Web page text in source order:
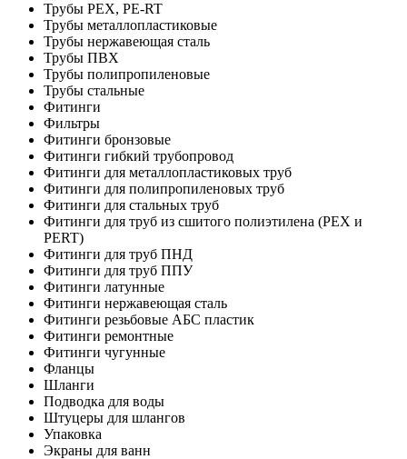
Трубы PEX, PE-RT
Трубы металлопластиковые
Трубы нержавеющая сталь
Трубы ПВХ
Трубы полипропиленовые
Трубы стальные
Фитинги
Фильтры
Фитинги бронзовые
Фитинги гибкий трубопровод
Фитинги для металлопластиковых труб
Фитинги для полипропиленовых труб
Фитинги для стальных труб
Фитинги для труб из сшитого полиэтилена (PEX и
PERT)
Фитинги для труб ПНД
Фитинги для труб ППУ
Фитинги латунные
Фитинги нержавеющая сталь
Фитинги резьбовые АБС пластик
Фитинги ремонтные
Фитинги чугунные
Фланцы
Шланги
Подводка для воды
Штуцеры для шлангов
Упаковка
Экраны для ванн